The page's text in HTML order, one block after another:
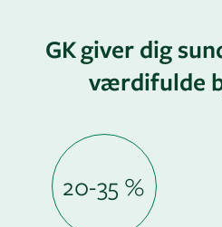
GK giver dig
værdifulde
20-35 %